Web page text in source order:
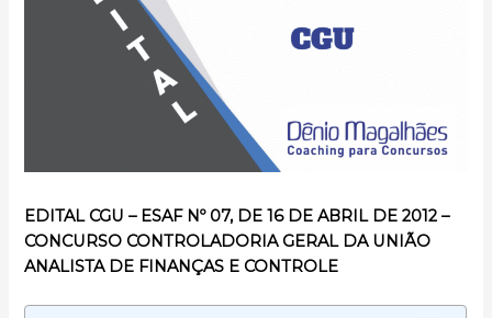
EDITAL CGU – ESAF Nº 07, DE 16 DE ABRIL DE 2012 –
CONCURSO CONTROLADORIA GERAL DA UNIÃO
ANALISTA DE FINANÇAS E CONTROLE